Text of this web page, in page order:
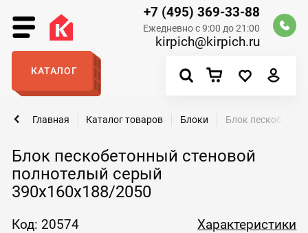
+7 (495) 369-33-88
Ежедневно с 9:00 до 21:00
kirpich@kirpich.ru
КАТАЛОГ
Блок пескобетонный стеновой
полнотелый серый
390x160x188/2050
Главная Каталог товаров Блоки Блок
Код: 20574 Характеристики